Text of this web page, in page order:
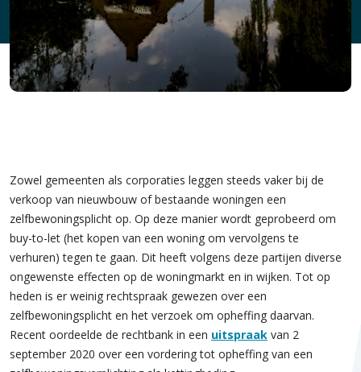
Zowel gemeenten als corporaties leggen steeds vaker bij de
verkoop van nieuwbouw of bestaande woningen een
zelfbewoningsplicht op. Op deze manier wordt geprobeerd om
buy-to-let (het kopen van een woning om vervolgens te
verhuren) tegen te gaan. Dit heeft volgens deze partijen diverse
ongewenste effecten op de woningmarkt en in wijken. Tot op
heden is er weinig rechtspraak gewezen over een
zelfbewoningsplicht en het verzoek om opheffing daarvan.
Recent oordeelde de rechtbank in een uitspraak van 2
september 2020 over een vordering tot opheffing van een